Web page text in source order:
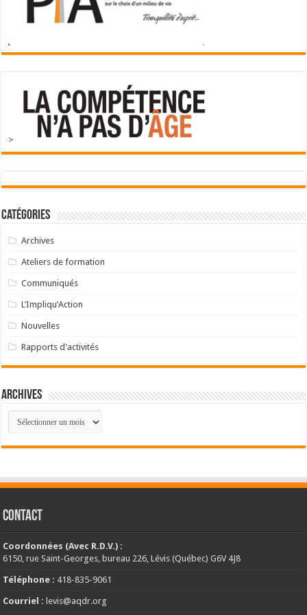
>
Catégories
Archives
Ateliers de formation
Communiqués
L’Impliqu’Action
Nouvelles
Rapports d'activités
Archives
Archives
CONTACT
Coordonnées (Avec R.D.V.) :
6150, rue Saint-Georges, bureau 226, Lévis (Québec) G6V 4J8
Téléphone : 418-835-9061
Courriel : levis@aqdr.org